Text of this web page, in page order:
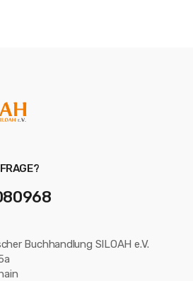
Buchhandlung SILOAH e.V.